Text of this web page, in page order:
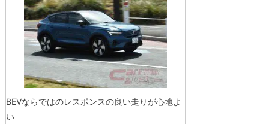
BEVならではのレスポンスの良い走りが心地よ
い